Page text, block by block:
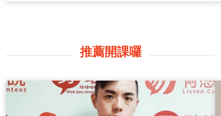
台晾在一邊，只能當作自己曾經試過，但不是這行的料...
嗎？或是你正在經營自媒體卻沒有頭緒，歡迎來到Allen教
代來臨，人人都在做！那你的品牌還有機會嗎？本系列節
目會教你一堆脫穎而出的方法，想了解怎麼做嗎？歡迎收
推薦開課囉